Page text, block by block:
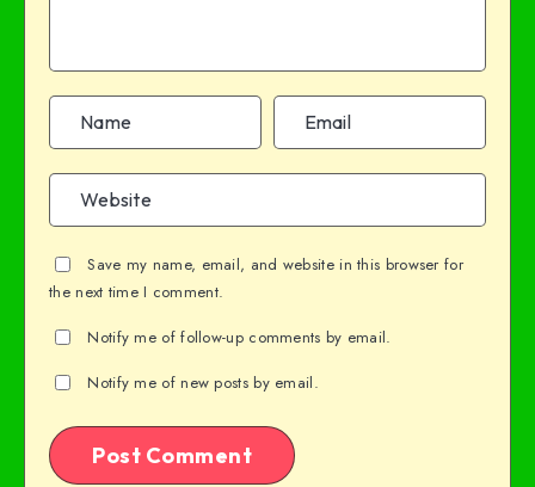
Save my name, email, and website in this browser for
the next time I comment.
Notify me of follow-up comments by email.
Notify me of new posts by email.